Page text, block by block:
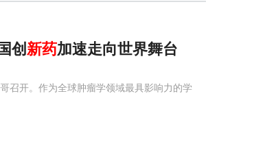
创新药加速走向世界舞台
召开。作为全球肿瘤学领域最具影响力的学